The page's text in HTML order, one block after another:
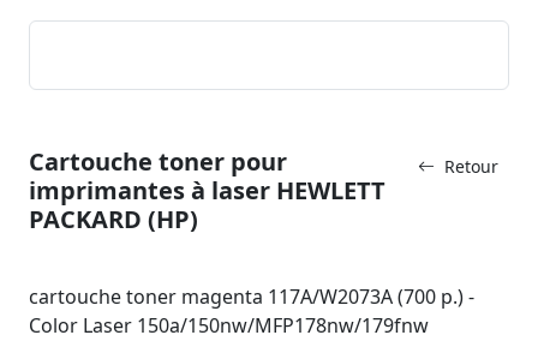
Retour
Cartouche toner pour
imprimantes à laser HEWLETT
PACKARD (HP)
cartouche toner magenta 117A/W2073A (700 p.) -
Color Laser 150a/150nw/MFP178nw/179fnw